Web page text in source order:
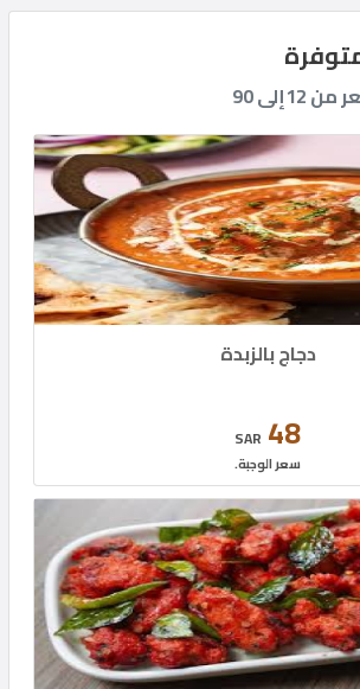
90
دجاج بالزبدة
48
SAR
سعر الوجبة.